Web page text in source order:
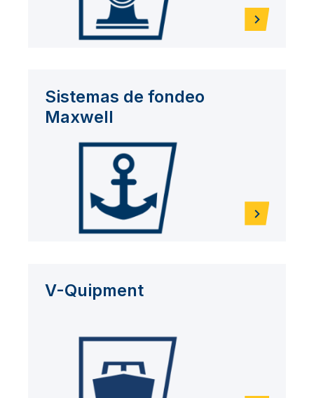
Sistemas de fondeo
Maxwell
V-Quipment